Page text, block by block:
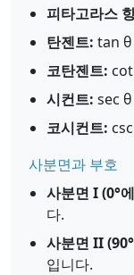
피타고라스
탄젠트: tan
코탄젠트:
시컨트: sec
코시컨트:
사분면과 부호
사분면 I (0°
다.
사분면 II
입니다.